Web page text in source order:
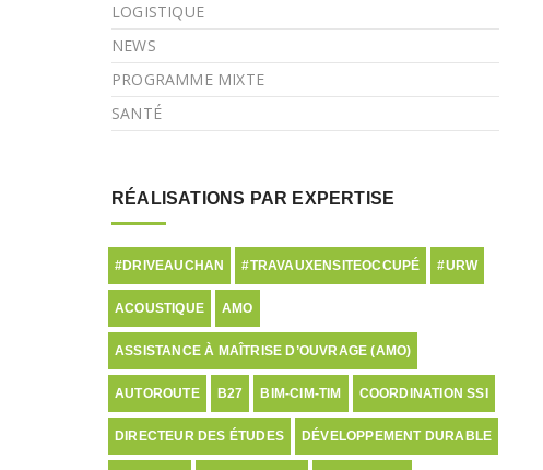
LOGISTIQUE
NEWS
PROGRAMME MIXTE
SANTÉ
RÉALISATIONS PAR EXPERTISE
#DRIVEAUCHAN #TRAVAUXENSITEOCCUPÉ #URW
ACOUSTIQUE AMO
ASSISTANCE À MAÎTRISE D’OUVRAGE (AMO)
AUTOROUTE B27 BIM-CIM-TIM COORDINATION SSI
DIRECTEUR DES ÉTUDES DÉVELOPPEMENT DURABLE